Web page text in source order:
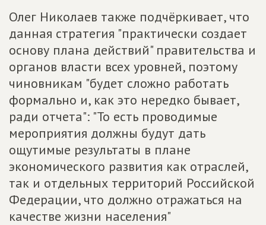
Олег Николаев также подчёркивает, что
данная стратегия "практически создает
основу плана действий" правительства и
органов власти всех уровней, поэтому
чиновникам "будет сложно работать
формально и, как это нередко бывает,
ради отчета": "То есть проводимые
мероприятия должны будут дать
ощутимые результаты в плане
экономического развития как отраслей,
так и отдельных территорий Российской
Федерации, что должно отражаться на
качестве жизни населения"